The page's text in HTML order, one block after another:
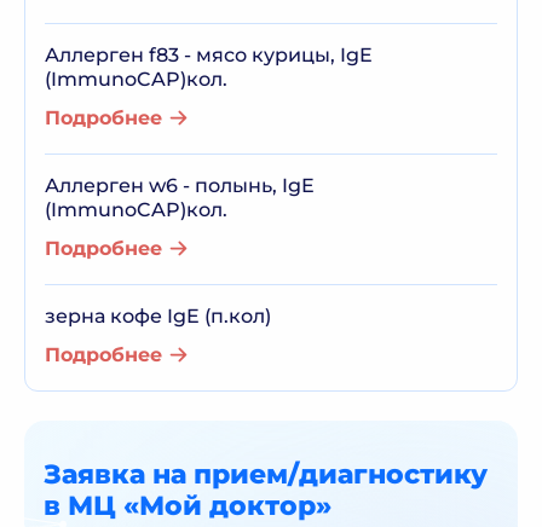
Аллерген f83 - мясо курицы, IgE
(ImmunoCAP)кол.
Подробнее
Аллерген w6 - полынь, IgE
(ImmunoCAP)кол.
Подробнее
зерна кофе IgE (п.кол)
Подробнее
Заявка на прием/диагностику
в МЦ «Мой доктор»